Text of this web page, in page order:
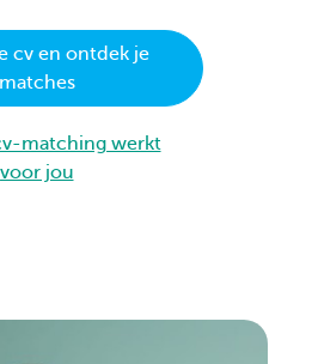
cv en ontdek je
matches
matching werkt
voor jou